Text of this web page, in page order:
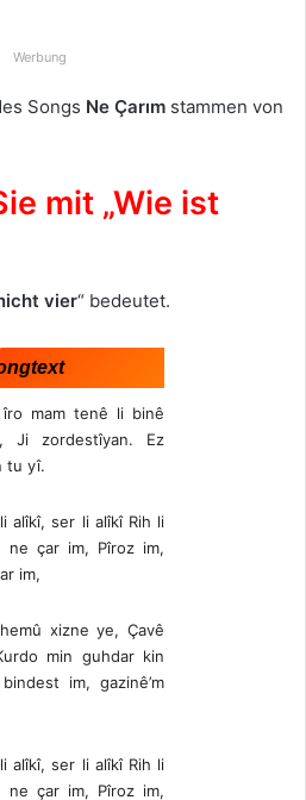
Werbung
Songs Ne Çarım stammen von
mit „Wie ist
vier“ bedeutet.
îro mam tenê li binê
Ji zordestîyan. Ez
tu yî.
alîkî, ser li alîkî Rih li
ne çar im, Pîroz im,
im,
xizne ye, Çavê
min guhdar kin
im, gazinê’m
alîkî, ser li alîkî Rih li
ne çar im, Pîroz im,